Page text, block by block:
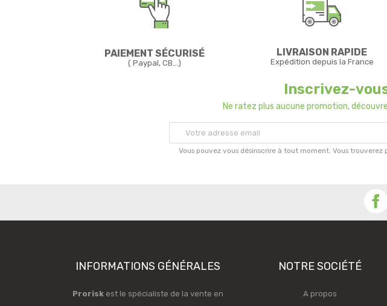
PAIEMENT SÉCURISÉ
( Paypal, CB...)
LIVRAISON RAPIDE
Expédition depuis la France
Inscrivez-
Ne ratez plus aucune promotion,
Vous pouvez vous désinscrire à tout moment. Vous
INFORMATIONS GÉNÉRALES
Proriskest le spécialiste de la vente en
NOTRE SOCIÉTÉ
A propos